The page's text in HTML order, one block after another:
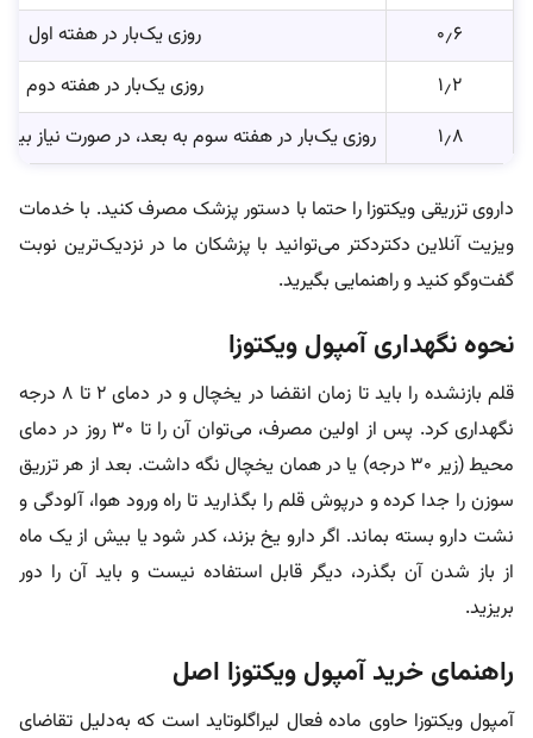
۰٫۶
روزی یک‌بار در هفته اول
۱٫۲
روزی یک‌بار در هفته دوم
۱٫۸
روزی یک‌بار در هفته سوم به بعد، در صورت نیاز
داروی تزریقی ویکتوزا را حتما با دستور پزشک مصرف کنید. با خدمات
ویزیت آنلاین دکتردکتر می‌توانید با پزشکان ما در نزدیک‌ترین نوبت
گفت‌و‌گو کنید و راهنمایی بگیرید.
نحوه نگهداری آمپول ویکتوزا
قلم بازنشده را باید تا زمان انقضا در یخچال و در دمای ۲ تا ۸ درجه
نگهداری کرد. پس از اولین مصرف، می‌توان آن را تا ۳۰ روز در دمای
محیط (زیر ۳۰ درجه) یا در همان یخچال نگه داشت. بعد از هر تزریق
سوزن را جدا کرده و درپوش قلم را بگذارید تا راه ورود هوا، آلودگی و
نشت دارو بسته بماند. اگر دارو یخ بزند، کدر شود یا بیش از یک ماه
از باز شدن آن بگذرد، دیگر قابل استفاده نیست و باید آن را دور
بریزید.
راهنمای خرید آمپول ویکتوزا اصل
آمپول ویکتوزا حاوی ماده فعال لیراگلوتاید است که به‌دلیل تقاضای